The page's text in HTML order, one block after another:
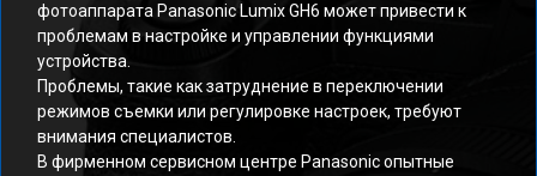
фотоаппарата Panasonic Lumix GH6 может привести к
проблемам в настройке и управлении функциями
устройства.
Проблемы, такие как затруднение в переключении
режимов съемки или регулировке настроек, требуют
внимания специалистов.
В фирменном сервисном центре Panasonic опытные